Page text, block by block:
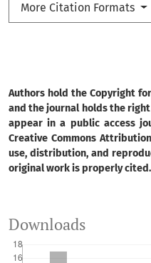
More Citation Formats
Authors hold the Copyright
and the journal holds the
appear in a public access
Creative Commons
use, distribution, and
original work is properly cited.
Downloads